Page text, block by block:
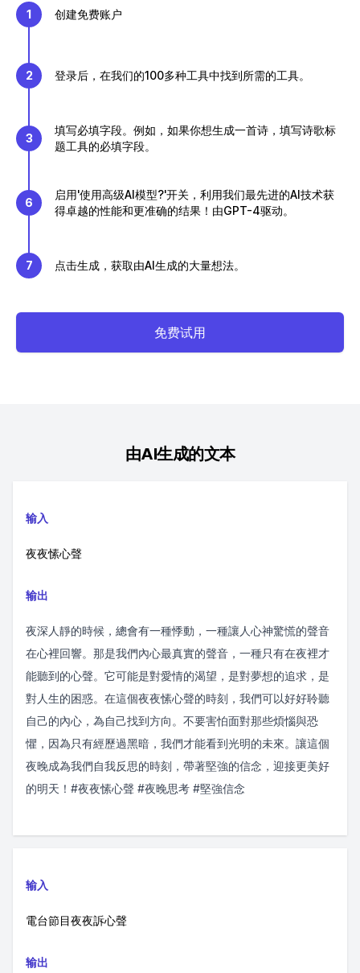
1 创建免费账户
2 登录后，在我们的100多种工具中找到所需的工具。
3
填写必填字段。例如，如果你想生成一首诗，填写诗歌标
题工具的必填字段。
6
启用'使用高级AI模型?'开关，利用我们最先进的AI技术获
得卓越的性能和更准确的结果！由GPT-4驱动。
7 点击生成，获取由AI生成的大量想法。
免费试用
由AI生成的文本
输入
夜夜愫心聲
输出
夜深人靜的時候，總會有一種悸動，一種讓人心神驚慌的聲音
在心裡回響。那是我們內心最真實的聲音，一種只有在夜裡才
能聽到的心聲。它可能是對愛情的渴望，是對夢想的追求，是
對人生的困惑。在這個夜夜愫心聲的時刻，我們可以好好聆聽
自己的內心，為自己找到方向。不要害怕面對那些煩惱與恐
懼，因為只有經歷過黑暗，我們才能看到光明的未來。讓這個
夜晚成為我們自我反思的時刻，帶著堅強的信念，迎接更美好
的明天！#夜夜愫心聲 #夜晚思考 #堅強信念
输入
電台節目夜夜訴心聲
输出